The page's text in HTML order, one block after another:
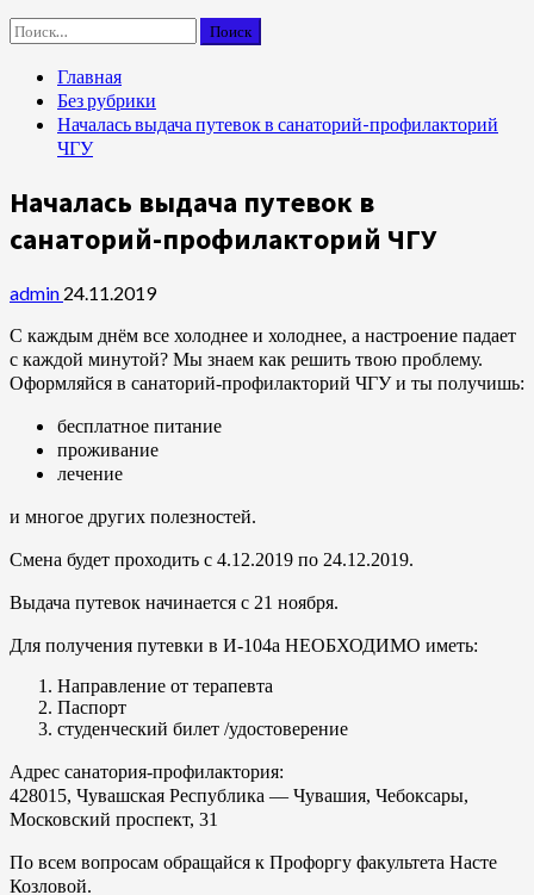
Найти:
Главная
Без рубрики
Началась выдача путевок в санаторий-профилакторий
ЧГУ
Началась выдача путевок в
санаторий-профилакторий ЧГУ
admin 24.11.2019
С каждым днём все холоднее и холоднее, а настроение падает
с каждой минутой? Мы знаем как решить твою проблему.
Оформляйся в санаторий-профилакторий ЧГУ и ты получишь:
бесплатное питание
проживание
лечение
и многое других полезностей.
Смена будет проходить с 4.12.2019 по 24.12.2019.
Выдача путевок начинается с 21 ноября.
Для получения путевки в И-104а НЕОБХОДИМО иметь:
Направление от терапевта
Паспорт
студенческий билет /удостоверение
Адрес санатория-профилактория:
428015, Чувашская Республика — Чувашия, Чебоксары,
Московский проспект, 31
По всем вопросам обращайся к Профоргу факультета Насте
Козловой.